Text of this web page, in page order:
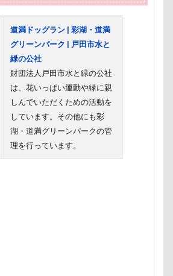
道満ドッグラン | 彩湖・道満
グリーンパーク | 戸田市水と
緑の公社
財団法人戸田市水と緑の公社
は、花いっぱい運動や緑に親
しんでいただくための活動を
しています。その他にも彩
湖・道満グリーンパークの管
理を行っています。